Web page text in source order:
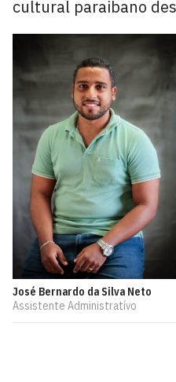
cultural paraibano
José Bernardo da Silva Neto
Assistente Administratívo